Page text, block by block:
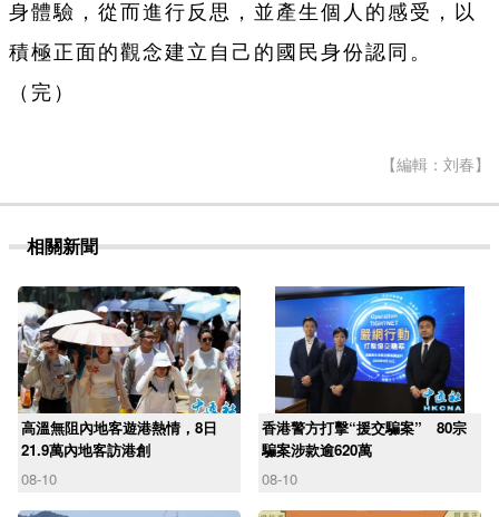
身體驗，從而進行反思，並產生個人的感受，以
積極正面的觀念建立自己的國民身份認同。
（完）
【編輯：刘春】
相關新聞
高溫無阻內地客遊港熱情，8日
21.9萬內地客訪港創
08-10
香港警方打擊“援交騙案” 80宗
騙案涉款逾620萬
08-10